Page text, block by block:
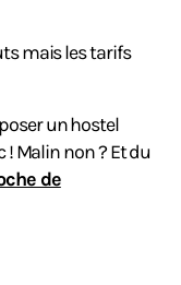
mais les tarifs
un hostel
Malin non ? Et du
de